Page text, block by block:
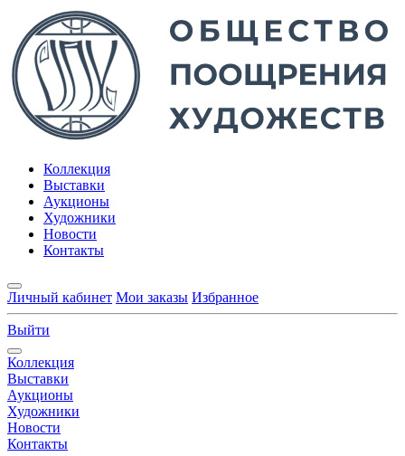
Коллекция
Выставки
Аукционы
Художники
Новости
Контакты
Личный кабинет Мои заказы Избранное
Выйти
Коллекция
Выставки
Аукционы
Художники
Новости
Контакты